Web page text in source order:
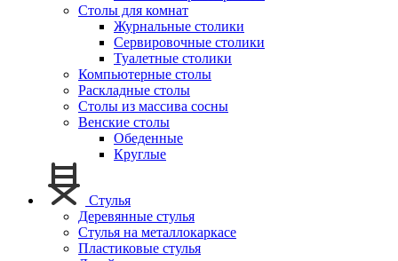
Столы для комнат
Журнальные столики
Сервировочные столики
Туалетные столики
Компьютерные столы
Раскладные столы
Столы из массива сосны
Венские столы
Обеденные
Круглые
Стулья
Деревянные стулья
Стулья на металлокаркасе
Пластиковые стулья